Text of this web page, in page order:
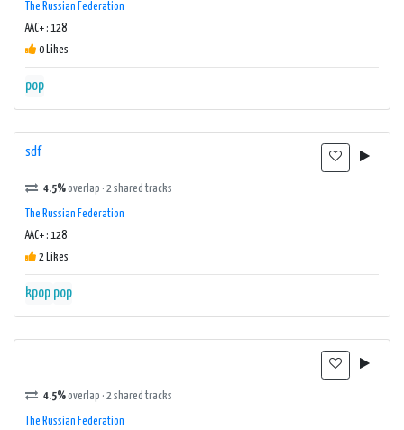
The Russian Federation
AAC+ : 128
0 Likes
pop
sdf
4.5%overlap · 2 shared tracks
The Russian Federation
AAC+ : 128
2 Likes
kpop pop
4.5%overlap · 2 shared tracks
The Russian Federation